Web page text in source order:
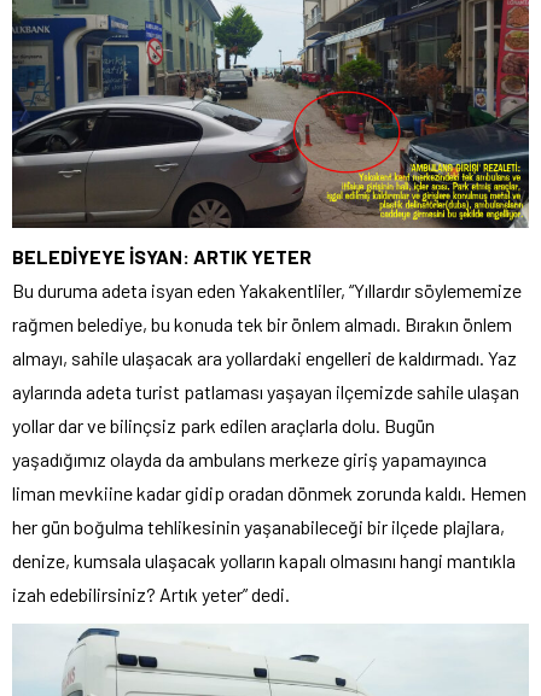
BELEDİYEYE İSYAN: ARTIK YETER
Bu duruma adeta isyan eden Yakakentliler, “Yıllardır söylememize
rağmen belediye, bu konuda tek bir önlem almadı. Bırakın önlem
almayı, sahile ulaşacak ara yollardaki engelleri de kaldırmadı. Yaz
aylarında adeta turist patlaması yaşayan ilçemizde sahile ulaşan
yollar dar ve bilinçsiz park edilen araçlarla dolu. Bugün
yaşadığımız olayda da ambulans merkeze giriş yapamayınca
liman mevkiine kadar gidip oradan dönmek zorunda kaldı. Hemen
her gün boğulma tehlikesinin yaşanabileceği bir ilçede plajlara,
denize, kumsala ulaşacak yolların kapalı olmasını hangi mantıkla
izah edebilirsiniz? Artık yeter” dedi.